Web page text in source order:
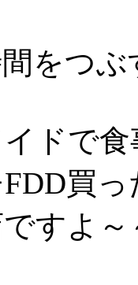
をつ
ドで
買
すよ～